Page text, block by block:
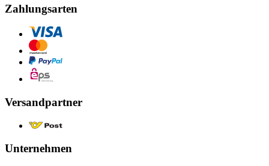
Zahlungsarten
Versandpartner
Unternehmen